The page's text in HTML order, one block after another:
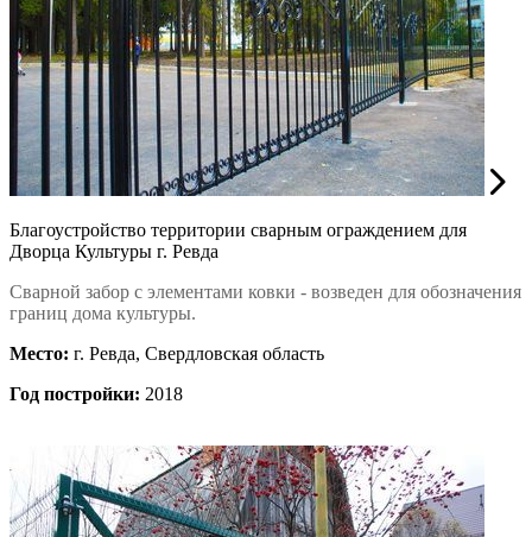
Благоустройство территории сварным ограждением для
Дворца Культуры г. Ревда
Сварной забор с элементами ковки - возведен для обозначения
границ дома культуры.
Место: г. Ревда, Свердловская область
Год постройки: 2018